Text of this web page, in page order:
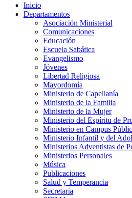
Inicio
Departamentos
Asociación Ministerial
Comunicaciones
Educación
Escuela Sabática
Evangelismo
Jóvenes
Libertad Religiosa
Mayordomía
Ministerio de Capellanía
Ministerio de la Familia
Ministerio de la Mujer
Ministerio del Espíritu de
Ministerio en Campus
Ministerio Infantil y del
Ministerios Adventistas de
Ministerios Personales
Música
Publicaciones
Salud y Temperancia
Secretaría